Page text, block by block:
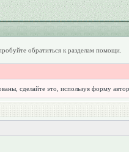
обратиться к разделам помощи.
сделайте это, используя форму